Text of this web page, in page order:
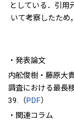
としている．引用
いて考察したため
・発表論文
内舩俊樹・藤原大
調査における最長
39.（PDF）
・関連コラム